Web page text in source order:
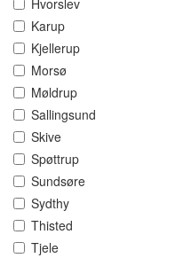
Hvorslev
Karup
Kjellerup
Morsø
Møldrup
Sallingsund
Skive
Spøttrup
Sundsøre
Sydthy
Thisted
Tjele